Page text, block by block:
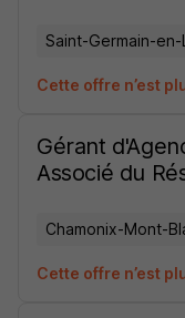
Saint-Germain-
Cette offre n’est
Gérant
Associé du
Chamonix-Mont-
Cette offre n’est